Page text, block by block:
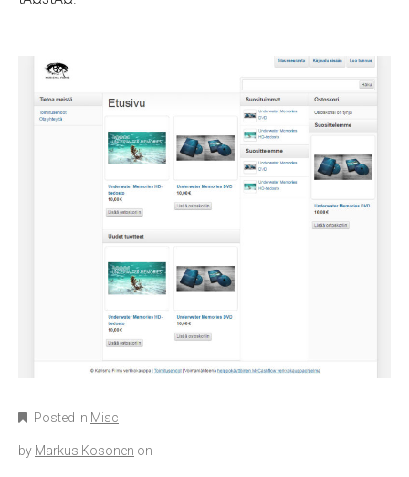
Posted in Misc
by Markus Kosonen on